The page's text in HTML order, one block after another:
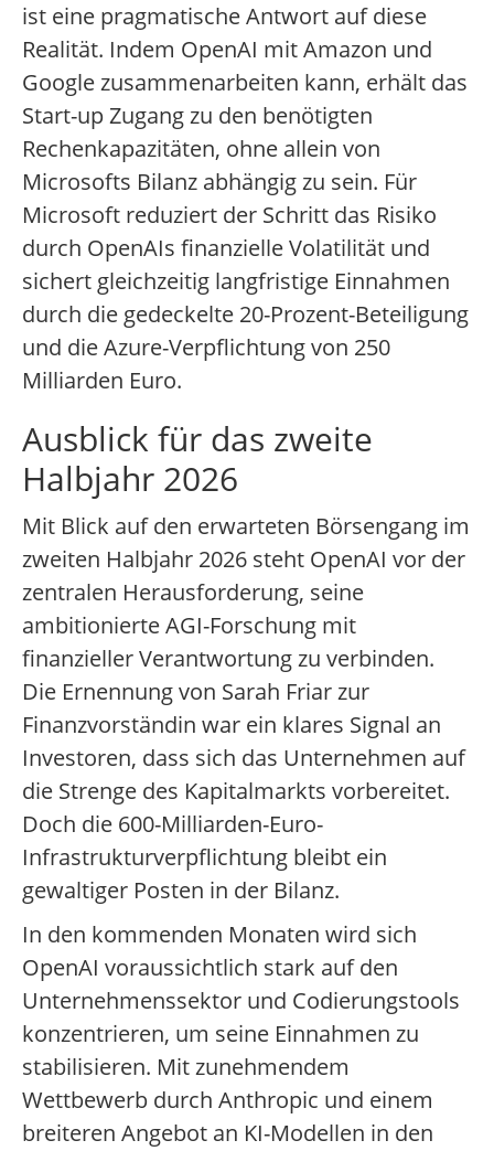
ist eine pragmatische Antwort auf diese
Realität. Indem OpenAI mit Amazon und
Google zusammenarbeiten kann, erhält das
Start-up Zugang zu den benötigten
Rechenkapazitäten, ohne allein von
Microsofts Bilanz abhängig zu sein. Für
Microsoft reduziert der Schritt das Risiko
durch OpenAIs finanzielle Volatilität und
sichert gleichzeitig langfristige Einnahmen
durch die gedeckelte 20-Prozent-Beteiligung
und die Azure-Verpflichtung von 250
Milliarden Euro.
Ausblick für das zweite
Halbjahr 2026
Mit Blick auf den erwarteten Börsengang im
zweiten Halbjahr 2026 steht OpenAI vor der
zentralen Herausforderung, seine
ambitionierte AGI-Forschung mit
finanzieller Verantwortung zu verbinden.
Die Ernennung von Sarah Friar zur
Finanzvorständin war ein klares Signal an
Investoren, dass sich das Unternehmen auf
die Strenge des Kapitalmarkts vorbereitet.
Doch die 600-Milliarden-Euro-
Infrastrukturverpflichtung bleibt ein
gewaltiger Posten in der Bilanz.
In den kommenden Monaten wird sich
OpenAI voraussichtlich stark auf den
Unternehmenssektor und Codierungstools
konzentrieren, um seine Einnahmen zu
stabilisieren. Mit zunehmendem
Wettbewerb durch Anthropic und einem
breiteren Angebot an KI-Modellen in den